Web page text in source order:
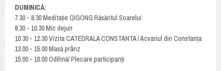
DUMINICĂ:
7.30 - 8.30 Meditație QIGONG Răsăritul Soarelui
8.30 - 10.30 Mic dejun
10.30 - 12.30 Vizita CATEDRALA CONSTANTA / Acvariul din Constanța
13.00 - 15.00 Masă prânz
15.00 - 16.00 Odihnă/ Plecare participanți